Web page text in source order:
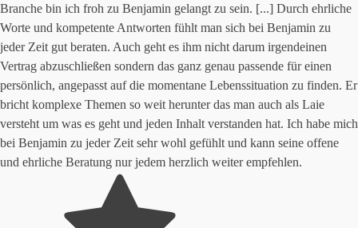
Branche bin ich froh zu Benjamin gelangt zu sein. [...] Durch ehrliche
Worte und kompetente Antworten fühlt man sich bei Benjamin zu
jeder Zeit gut beraten. Auch geht es ihm nicht darum irgendeinen
Vertrag abzuschließen sondern das ganz genau passende für einen
persönlich, angepasst auf die momentane Lebenssituation zu finden. Er
bricht komplexe Themen so weit herunter das man auch als Laie
versteht um was es geht und jeden Inhalt verstanden hat. Ich habe mich
bei Benjamin zu jeder Zeit sehr wohl gefühlt und kann seine offene
und ehrliche Beratung nur jedem herzlich weiter empfehlen.